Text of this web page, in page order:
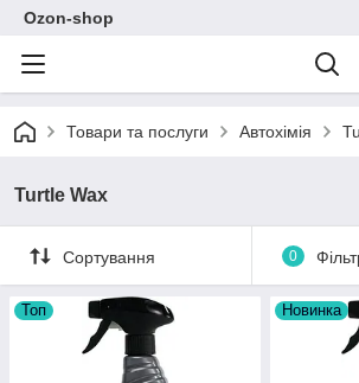
Ozon-shop
Товари та послуги Автохімія
Turtle Wax
Сортування 0
Топ Новинка